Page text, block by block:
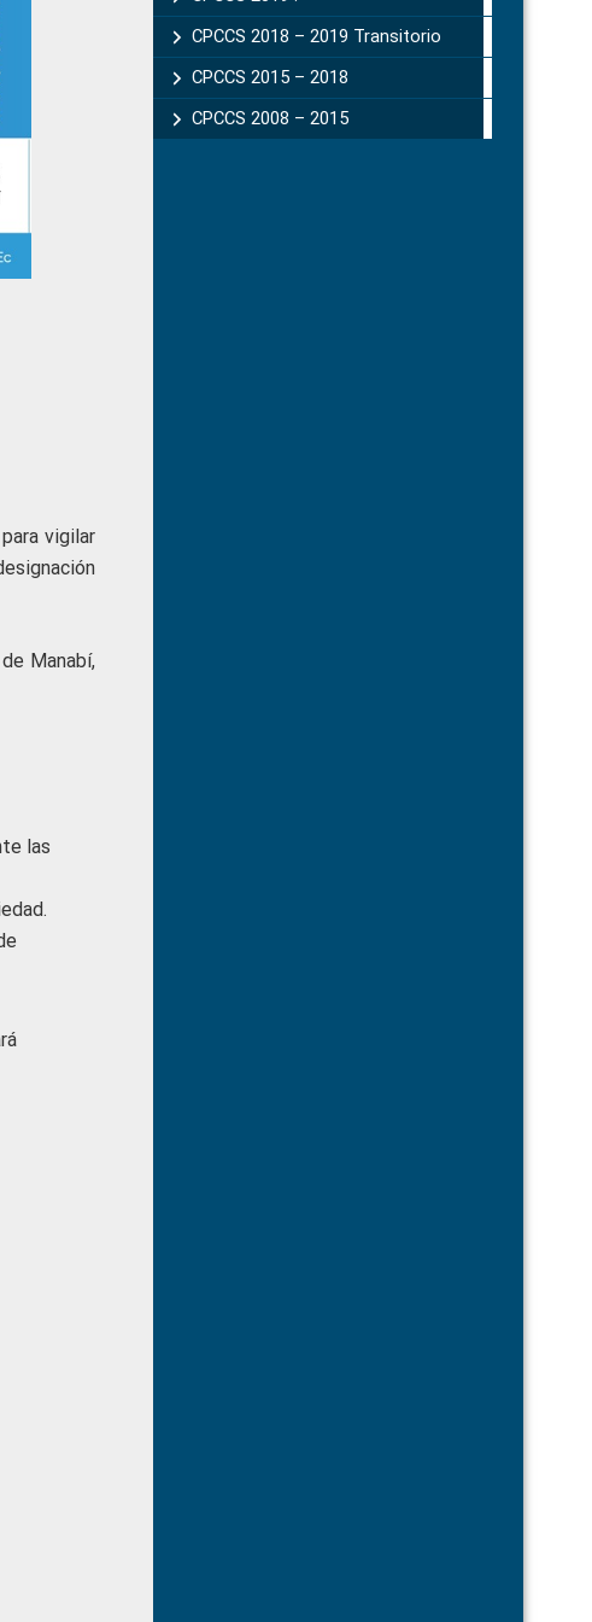
vigilar
Manabí,
las
CPCCS 2018 – 2019 Transitorio
CPCCS 2015 – 2018
CPCCS 2008 – 2015